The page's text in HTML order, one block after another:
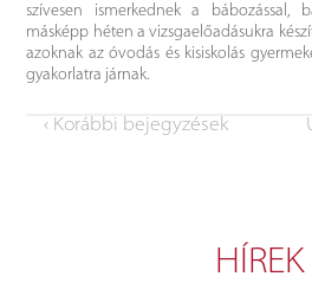
szívesen ismerkednek a bábozással,
másképp héten a vizsgaelőadásukra
azoknak az óvodás és kisiskolás
gyakorlatra járnak.
‹ Korábbi bejegyzések
HÍREK